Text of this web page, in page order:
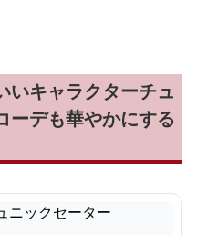
いキャラクターチュ
ーデも華やかにする